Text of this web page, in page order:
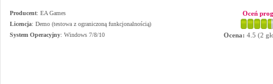
Producent: EA Games
Licencja: Demo (testowa z ograniczoną funkcjonalnością)
System Operacyjny: Windows 7/8/10
Oceń
Ocena: 4.5 (2